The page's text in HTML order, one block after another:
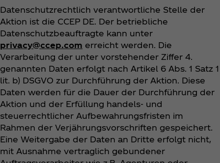
Datenschutzrechtlich verantwortliche Stelle der
Aktion ist die CCEP DE. Der betriebliche
Datenschutzbeauftragte kann unter
privacy@ccep.com erreicht werden. Die
Verarbeitung der unter vorstehender Ziffer 4.
genannten Daten erfolgt nach Artikel 6 Abs. 1 Satz 1
lit. b) DSGVO zur Durchführung der Aktion. Diese
Daten werden für die Dauer der Durchführung der
Aktion und der Erfüllung handels- und
steuerrechtlicher Aufbewahrungsfristen im
Rahmen der Verjährungsvorschriften gespeichert.
Eine Weitergabe der Daten an Dritte erfolgt nicht,
mit Ausnahme vertraglich gebundener